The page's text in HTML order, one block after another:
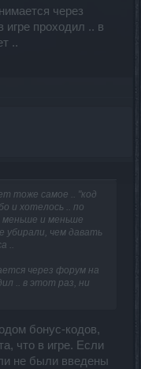
через
игре проходил .. в
..
тоже самое .. "код
и хотелось .. по
меньше и меньше
убирали, чем давать
..
через форум на
.. в этот раз, ни
бонус-кодов,
что в игре. Если
не были введены